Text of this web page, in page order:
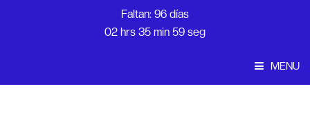
Faltan: 96 días
02 hrs 35 min 58 seg
MENU